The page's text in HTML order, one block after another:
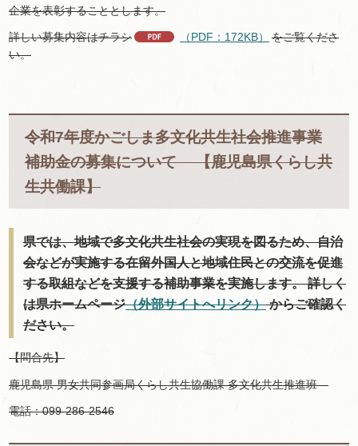
企業を表彰することとします。
詳しい募集内容はチラシ （PDF：172KB）
をご覧くださ
い。
令和7年度かごしま多文化共生社会推進事業
補助金の募集について 【鹿児島県くらし共
生共働課】
県では、地域で多文化共生社会の実現を図るため、自治
会などが実施する在留外国人と地域住民との交流を促進
する取組などを支援する補助事業を実施します。 詳しく
は県ホームページ（外部サイトへリンク）からご確認く
ださい。
【問合先】
鹿児島県 男女共同参画局くらし共生協働課 多文化共生推進班
電話：099-286-2546